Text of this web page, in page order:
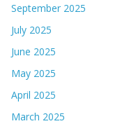
September 2025
July 2025
June 2025
May 2025
April 2025
March 2025